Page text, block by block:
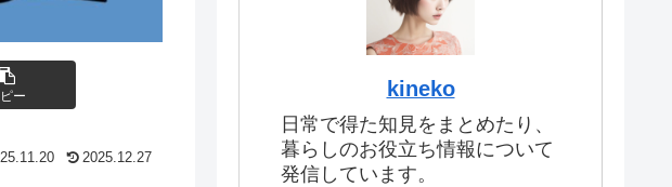
ー
2025.12.27
kineko
日常で得た知見をまとめたり、
暮らしのお役立ち情報について
発信しています。